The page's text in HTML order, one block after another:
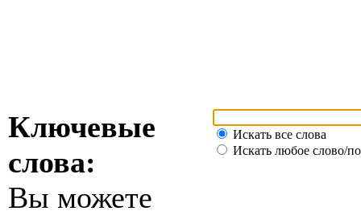
Ключевые
слова:
Вы можете
Искать все слова
Искать любое слово/